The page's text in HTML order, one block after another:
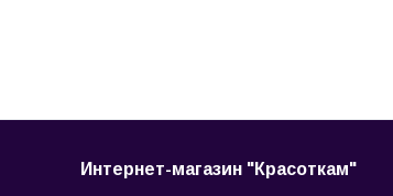
Интернет-магазин "Красоткам"